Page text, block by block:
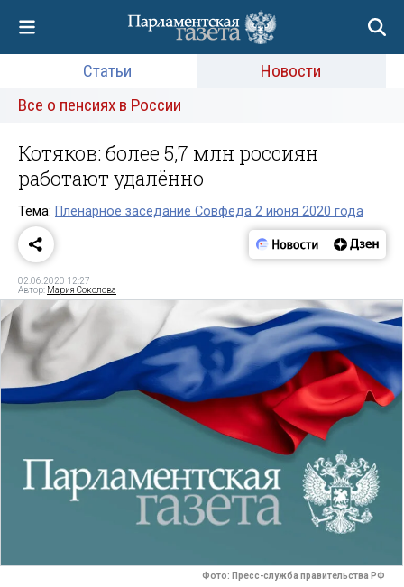
Статьи
Новости
Все о пенсиях в России
Котяков: более 5,7 млн россиян
работают удалённо
Тема: Пленарное заседание Совфеда 2 июня 2020 года
02.06.2020 12:27
Автор: Мария Соколова
Фото: Пресс-служба правительства РФ